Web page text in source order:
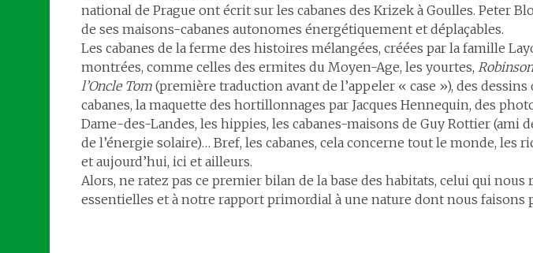
national de Prague ont écrit sur les cabanes des Krizek à Goulles. Peter
de ses maisons-cabanes autonomes énergétiquement et déplaçables.
Les cabanes de la ferme des histoires mélangées, créées par la famille
montrées, comme celles des ermites du Moyen-Age, les yourtes,
l’Oncle Tom (première traduction avant de l’appeler « case »), des dessins
cabanes, la maquette des hortillonnages par Jacques Hennequin, des
Dame-des-Landes, les hippies, les cabanes-maisons de Guy Rottier (ami
de l’énergie solaire)… Bref, les cabanes, cela concerne tout le monde, les
et aujourd’hui, ici et ailleurs.
Alors, ne ratez pas ce premier bilan de la base des habitats, celui qui
essentielles et à notre rapport primordial à une nature dont nous faisons